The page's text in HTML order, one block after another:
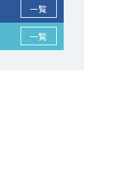
一覧
一覧